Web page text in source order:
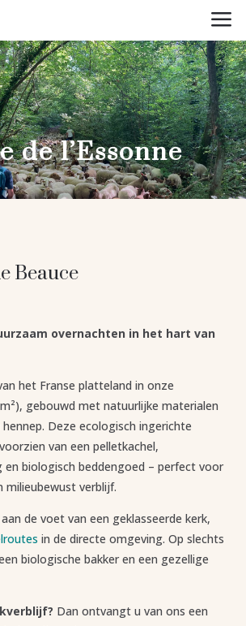
a
de l’Essonne
Beauce
overnachten in het hart van
het Franse platteland in onze
gebouwd met natuurlijke materialen
Deze ecologisch ingerichte
van een pelletkachel,
en biologisch beddengoed – perfect voor
milieubewust verblijf.
de voet van een geklasseerde kerk,
in de directe omgeving. Op slechts
biologische bakker en een gezellige
Dan ontvangt u van ons een